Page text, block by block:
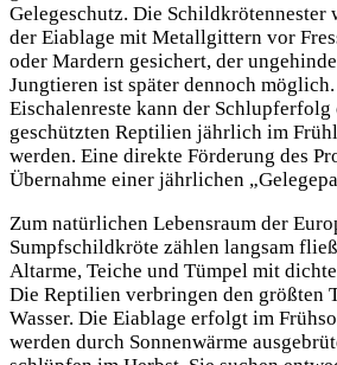
Gelegeschutz. Die Schildkrötennester
der Eiablage mit Metallgittern vor
oder Mardern gesichert, der
Jungtieren ist später dennoch
Eischalenreste kann der Schlupferfolg
geschützten Reptilien jährlich im
werden. Eine direkte Förderung des
Übernahme einer jährlichen
Zum natürlichen Lebensraum der
Sumpfschildkröte zählen langsam
Altarme, Teiche und Tümpel mit
Die Reptilien verbringen den größten
Wasser. Die Eiablage erfolgt im
werden durch Sonnenwärme